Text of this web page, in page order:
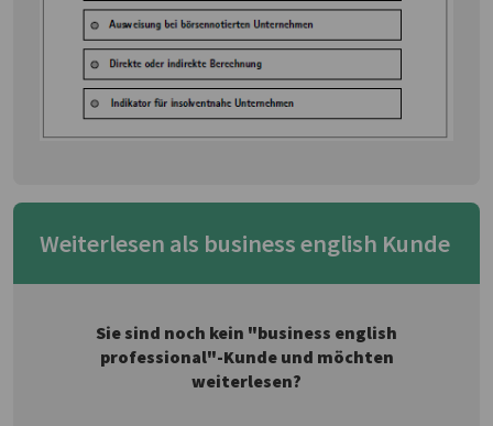
Weiterlesen als business english Kunde
Sie sind noch kein "business english
professional"-Kunde und möchten
weiterlesen?